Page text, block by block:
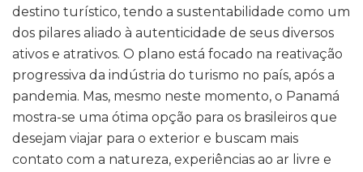
destino turístico, tendo a sustentabilidade como um
dos pilares aliado à autenticidade de seus diversos
ativos e atrativos. O plano está focado na reativação
progressiva da indústria do turismo no país, após a
pandemia. Mas, mesmo neste momento, o Panamá
mostra-se uma ótima opção para os brasileiros que
desejam viajar para o exterior e buscam mais
contato com a natureza, experiências ao ar livre e